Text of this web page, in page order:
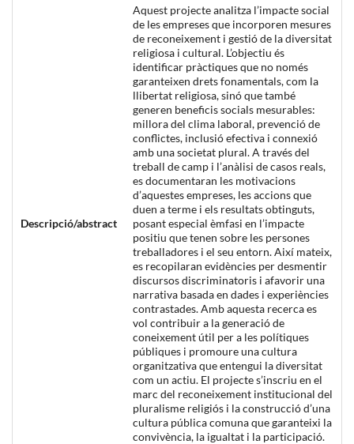
Descripció/abstract
Aquest projecte analitza l’impacte social
de les empreses que incorporen mesures
de reconeixement i gestió de la diversitat
religiosa i cultural. L’objectiu és
identificar pràctiques que no només
garanteixen drets fonamentals, com la
llibertat religiosa, sinó que també
generen beneficis socials mesurables:
millora del clima laboral, prevenció de
conflictes, inclusió efectiva i connexió
amb una societat plural. A través del
treball de camp i l’anàlisi de casos reals,
es documentaran les motivacions
d’aquestes empreses, les accions que
duen a terme i els resultats obtinguts,
posant especial èmfasi en l’impacte
positiu que tenen sobre les persones
treballadores i el seu entorn. Així mateix,
es recopilaran evidències per desmentir
discursos discriminatoris i afavorir una
narrativa basada en dades i experiències
contrastades. Amb aquesta recerca es
vol contribuir a la generació de
coneixement útil per a les polítiques
públiques i promoure una cultura
organitzativa que entengui la diversitat
com un actiu. El projecte s’inscriu en el
marc del reconeixement institucional del
pluralisme religiós i la construcció d’una
cultura pública comuna que garanteixi la
convivència, la igualtat i la participació.